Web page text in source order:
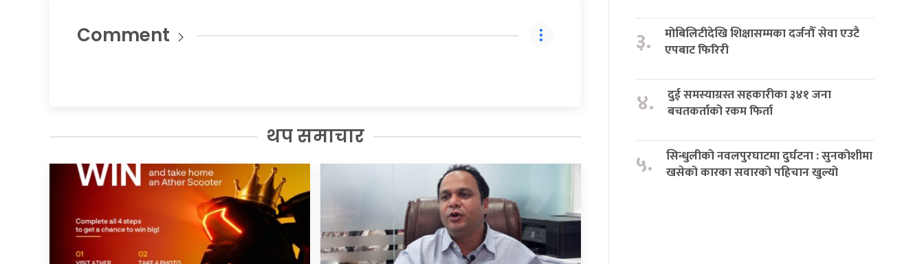
Comment
थप समाचार
३.
मोबिलिटीदेखि शिक्षासम्मका दर्जनौँ सेवा एउटै
एपबाट फिरिरी
४.
दुई समस्याग्रस्त सहकारीका ३४१ जना
बचतकर्ताको रकम फिर्ता
५.
सिन्धुलीको नवलपुरघाटमा दुर्घटना : सुनकोशीमा
खसेको कारका सवारको पहिचान खुल्यो